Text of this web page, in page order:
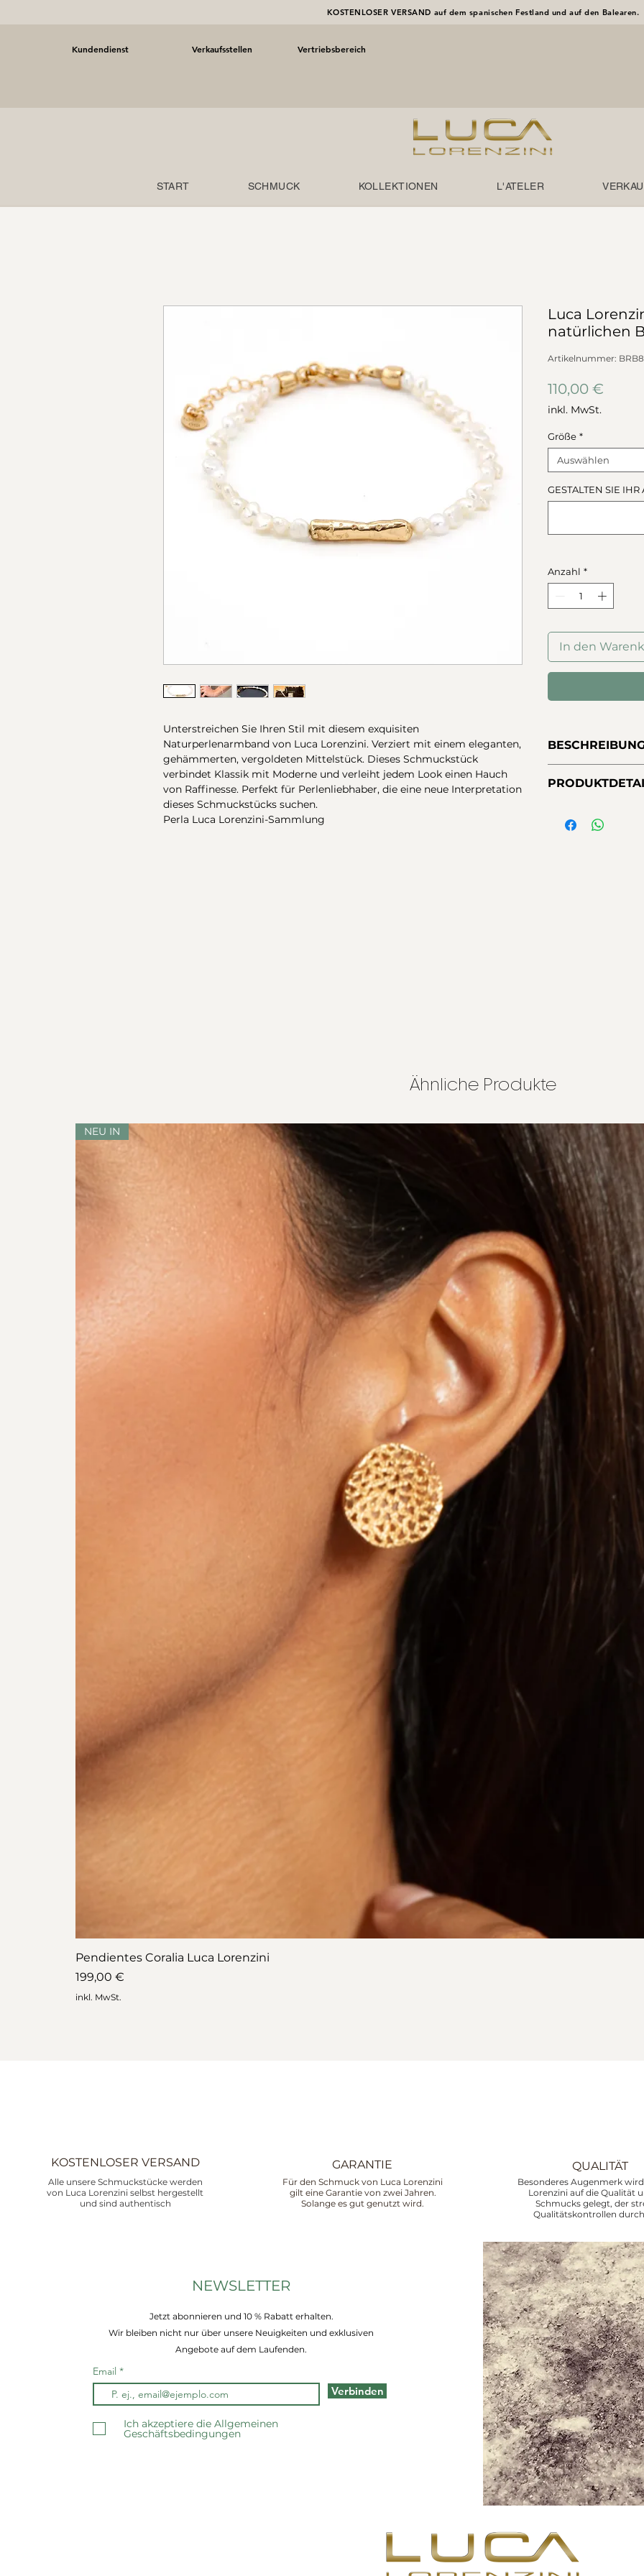
KOSTENLOSER VERSAND auf dem spanischen Festland und auf den Balearen.
Kundendienst Verkaufsstellen Vertriebsbereich
START SCHMUCK KOLLEKTIONEN L'ATELER
Unterstreichen Sie Ihren Stil mit diesem exquisiten
Naturperlenarmband von Luca Lorenzini. Verziert mit einem eleganten,
gehämmerten, vergoldeten Mittelstück. Dieses Schmuckstück
verbindet Klassik mit Moderne und verleiht jedem Look einen Hauch
von Raffinesse. Perfekt für Perlenliebhaber, die eine neue Interpretation
dieses Schmuckstücks suchen.
Perla Luca Lorenzini-Sammlung
Luca
natürlichen
Artikelnummer:
110,00 €
inkl. MwSt.
Größe *
Auswählen
GESTALTEN SIE
Anzahl *
In den
Barockperlen,
vergoldetem
robustem
Maße:
17-21 cm
Ähnliche Produkte
NEU IN
Pendientes Coralia Luca Lorenzini
Preis
199,00 €
inkl. MwSt.
KOSTENLOSER VERSAND
Alle unsere Schmuckstücke werden
von Luca Lorenzini selbst hergestellt
und sind authentisch
GARANTIE
Für den Schmuck von Luca Lorenzini
gilt eine Garantie von zwei Jahren.
Solange es gut genutzt wird.
QUALITÄT
Besonderes Augenmerk
Lorenzini auf die Qualität
Schmucks gelegt, der
Qualitätskontrollen
NEWSLETTER
Jetzt abonnieren und 10 % Rabatt erhalten.
Wir bleiben nicht nur über unsere Neuigkeiten und exklusiven
Angebote auf dem Laufenden.
Email
Verbinden
Ich akzeptiere die Allgemeinen
Geschäftsbedingungen